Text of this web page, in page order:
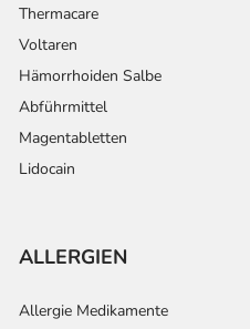
Thermacare
Voltaren
Hämorrhoiden Salbe
Abführmittel
Magentabletten
Lidocain
ALLERGIEN
Allergie Medikamente